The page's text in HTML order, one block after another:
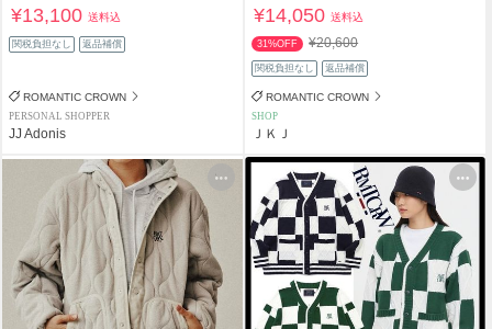
¥13,100送料込
関税負担なし 返品補償
ROMANTIC CROWN
PERSONAL SHOPPER
JJ Adonis
¥14,050送料込
31%OFF ¥20,600
関税負担なし 返品補償
ROMANTIC CROWN
SHOP
ＪＫＪ